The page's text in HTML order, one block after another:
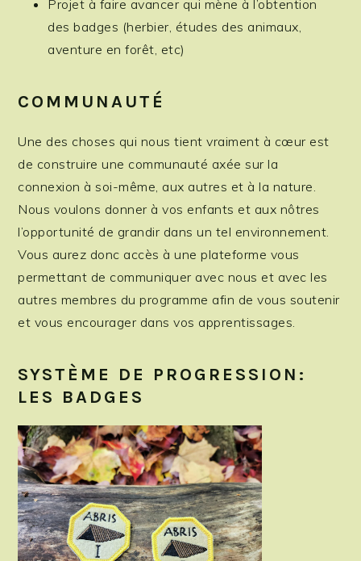
Projet à faire avancer qui mène à l’obtention
des badges (herbier, études des animaux,
aventure en forêt, etc)
COMMUNAUTÉ
Une des choses qui nous tient vraiment à cœur est
de construire une communauté axée sur la
connexion à soi-même, aux autres et à la nature.
Nous voulons donner à vos enfants et aux nôtres
l’opportunité de grandir dans un tel environnement.
Vous aurez donc accès à une plateforme vous
permettant de communiquer avec nous et avec les
autres membres du programme afin de vous soutenir
et vous encourager dans vos apprentissages.
SYSTÈME DE PROGRESSION:
LES BADGES